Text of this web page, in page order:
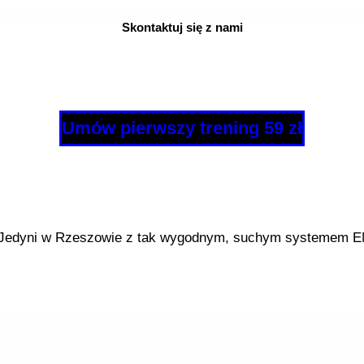
Skontaktuj się z nami
Umów pierwszy trening 59 zł
w Rzeszowie z tak wygodnym, suchym systemem